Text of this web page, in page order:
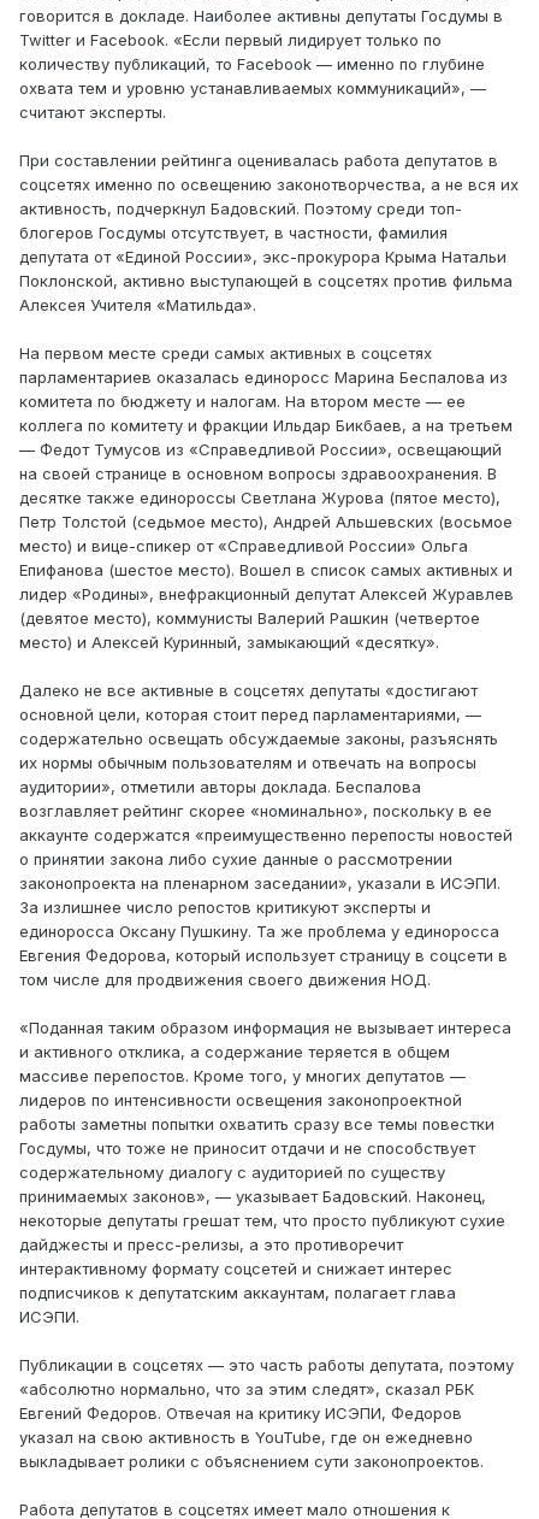
говорится в докладе. Наиболее активны депутаты Госдумы в
Twitter и Facebook. «Если первый лидирует только по
количеству публикаций, то Facebook — именно по глубине
охвата тем и уровню устанавливаемых коммуникаций», —
считают эксперты.
При составлении рейтинга оценивалась работа депутатов в
соцсетях именно по освещению законотворчества, а не вся их
активность, подчеркнул Бадовский. Поэтому среди топ-
блогеров Госдумы отсутствует, в частности, фамилия
депутата от «Единой России», экс-прокурора Крыма Натальи
Поклонской, активно выступающей в соцсетях против фильма
Алексея Учителя «Матильда».
На первом месте среди самых активных в соцсетях
парламентариев оказалась единоросс Марина Беспалова из
комитета по бюджету и налогам. На втором месте — ее
коллега по комитету и фракции Ильдар Бикбаев, а на третьем
— Федот Тумусов из «Справедливой России», освещающий
на своей странице в основном вопросы здравоохранения. В
десятке также единороссы Светлана Журова (пятое место),
Петр Толстой (седьмое место), Андрей Альшевских (восьмое
место) и вице-спикер от «Справедливой России» Ольга
Епифанова (шестое место). Вошел в список самых активных и
лидер «Родины», внефракционный депутат Алексей Журавлев
(девятое место), коммунисты Валерий Рашкин (четвертое
место) и Алексей Куринный, замыкающий «десятку».
Далеко не все активные в соцсетях депутаты «достигают
основной цели, которая стоит перед парламентариями, —
содержательно освещать обсуждаемые законы, разъяснять
их нормы обычным пользователям и отвечать на вопросы
аудитории», отметили авторы доклада. Беспалова
возглавляет рейтинг скорее «номинально», поскольку в ее
аккаунте содержатся «преимущественно перепосты новостей
о принятии закона либо сухие данные о рассмотрении
законопроекта на пленарном заседании», указали в ИСЭПИ.
За излишнее число репостов критикуют эксперты и
единоросса Оксану Пушкину. Та же проблема у единоросса
Евгения Федорова, который использует страницу в соцсети в
том числе для продвижения своего движения НОД.
«Поданная таким образом информация не вызывает интереса
и активного отклика, а содержание теряется в общем
массиве перепостов. Кроме того, у многих депутатов —
лидеров по интенсивности освещения законопроектной
работы заметны попытки охватить сразу все темы повестки
Госдумы, что тоже не приносит отдачи и не способствует
содержательному диалогу с аудиторией по существу
принимаемых законов», — указывает Бадовский. Наконец,
некоторые депутаты грешат тем, что просто публикуют сухие
дайджесты и пресс-релизы, а это противоречит
интерактивному формату соцсетей и снижает интерес
подписчиков к депутатским аккаунтам, полагает глава
ИСЭПИ.
Публикации в соцсетях — это часть работы депутата, поэтому
«абсолютно нормально, что за этим следят», сказал РБК
Евгений Федоров. Отвечая на критику ИСЭПИ, Федоров
указал на свою активность в YouTube, где он ежедневно
выкладывает ролики с объяснением сути законопроектов.
Работа депутатов в соцсетях имеет мало отношения к